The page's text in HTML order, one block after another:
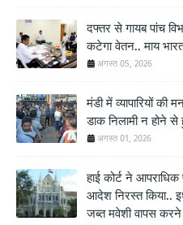
दफ्तर से गायब पांच
कटेगा वेतन.. माय
अगस्त 05, 2026
मंडी में व्यापारियों की
डाक निलामी न होने
अगस्त 01, 2026
हाई कोर्ट ने
आदेश निरस्त किया..
जब्त मवेशी वापस करने